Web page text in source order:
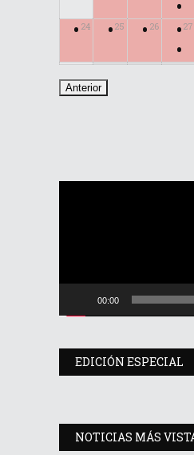
•
24
• 25
• 26
• 27
•
•
00:00
EDICIÓN ESPECIAL
NOTICIAS MÁS